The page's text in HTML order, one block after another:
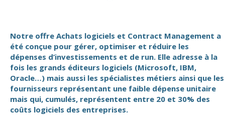
Notre offre Achats logiciels et Contract Management a
été conçue pour gérer, optimiser et réduire les
dépenses d’investissements et de run. Elle adresse à la
fois les grands éditeurs logiciels (Microsoft, IBM,
Oracle…) mais aussi les spécialistes métiers ainsi que les
fournisseurs représentant une faible dépense unitaire
mais qui, cumulés, représentent entre 20 et 30% des
coûts logiciels des entreprises.